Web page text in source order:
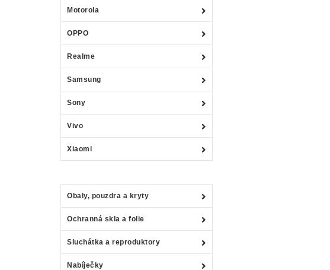
Motorola
OPPO
Realme
Samsung
Sony
Vivo
Xiaomi
Obaly, pouzdra a kryty
Ochranná skla a folie
Sluchátka a reproduktory
Nabíječky